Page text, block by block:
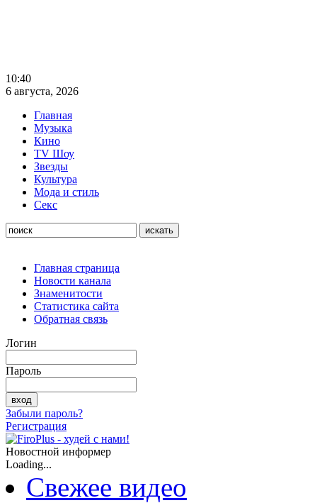
10:40
6 августа, 2026
Главная
Музыка
Кино
TV Шоу
Звезды
Культура
Мода и стиль
Секс
Главная страница
Новости канала
Знаменитости
Статистика сайта
Обратная связь
Логин
Пароль
Забыли пароль?
Регистрация
Новостной информер
Loading...
Свежее видео